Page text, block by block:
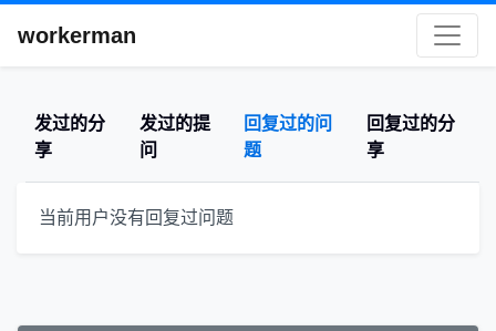
workerman
发过的分
享
发过的提
问
回复过的问
题
回复过的分
享
当前用户没有回复过问题